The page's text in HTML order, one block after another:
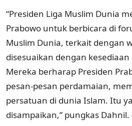
“Presiden Liga Muslim Dunia
Prabowo untuk berbicara di
Muslim Dunia, terkait dengan
disesuaikan dengan kesediaan
Mereka berharap Presiden
pesan-pesan perdamaian,
persatuan di dunia Islam. Itu
disampaikan,” pungkas Dahnil.